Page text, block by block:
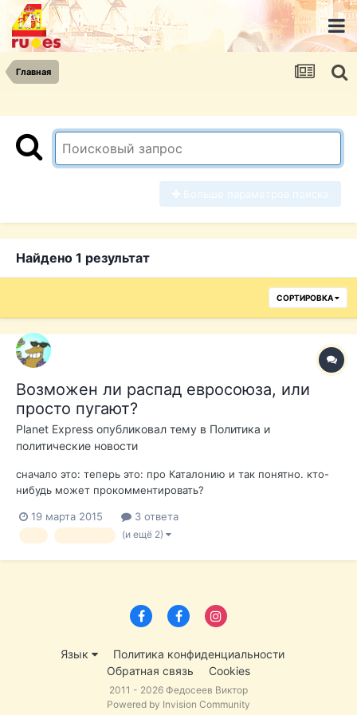
Главная
Найдено 1 результат
СОРТИРОВКА
Возможен ли распад евросоюза, или
просто пугают?
Planet Express опубликовал тему в Политика и
политические новости
сначало это: теперь это: про Каталонию и так понятно. кто-
нибудь может прокомментировать?
19 марта 2015 3 ответа
(и ещё 2)
Язык
Политика конфиденциальности
Обратная связь
Cookies
2011 - 2026 Федосеев Виктор
Powered by Invision Community